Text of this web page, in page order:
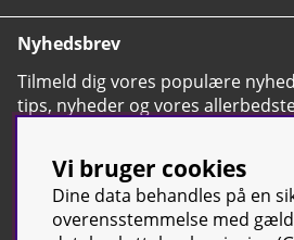
Nyhedsbrev
Tilmeld dig vores populære
tips, nyheder og vores
Vi bruger cookies
Dine data behandles på en
overensstemmelse med